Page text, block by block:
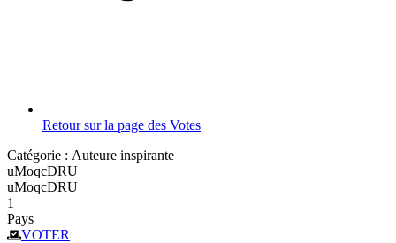
Retour sur la page des Votes
Catégorie : Auteure inspirante
uMoqcDRU
uMoqcDRU
1
Pays
VOTER